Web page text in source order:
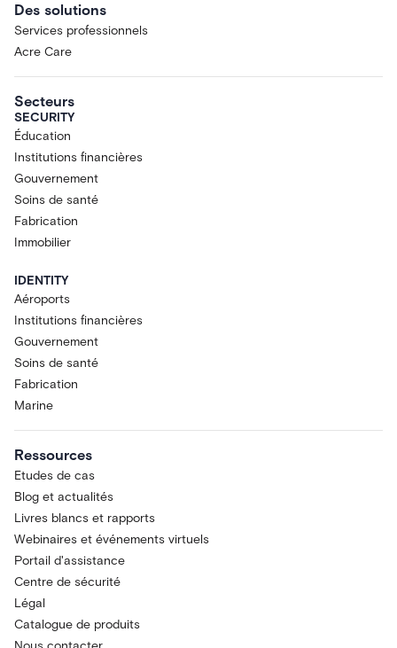
Des solutions
Services professionnels
Acre Care
Secteurs
SECURITY
Éducation
Institutions financières
Gouvernement
Soins de santé
Fabrication
Immobilier
IDENTITY
Aéroports
Institutions financières
Gouvernement
Soins de santé
Fabrication
Marine
Ressources
Etudes de cas
Blog et actualités
Livres blancs et rapports
Webinaires et événements virtuels
Portail d'assistance
Centre de sécurité
Légal
Catalogue de produits